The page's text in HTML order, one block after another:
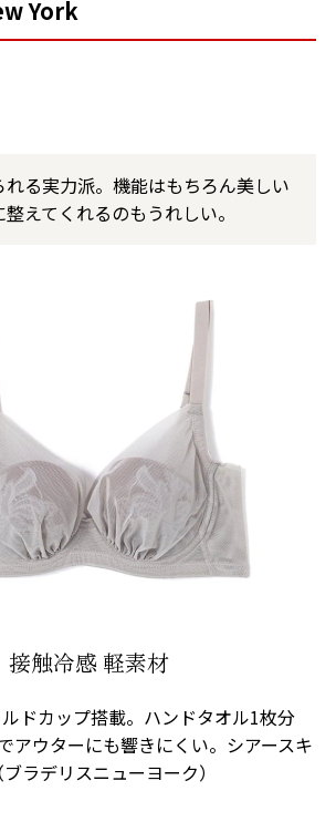
York
る実力派。機能はもちろん美しい
えてくれるのもうれしい。
接触冷感 軽素材
ドカップ搭載。ハンドタオル1枚分
アウターにも響きにくい。シアースキ
ラデリスニューヨーク）